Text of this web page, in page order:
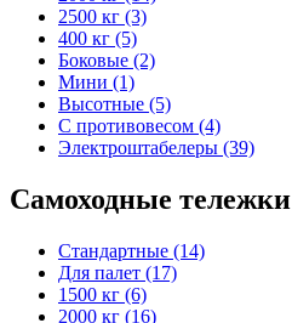
2500 кг (3)
400 кг (5)
Боковые (2)
Мини (1)
Высотные (5)
С противовесом (4)
Электроштабелеры (39)
Самоходные тележки
Стандартные (14)
Для палет (17)
1500 кг (6)
2000 кг (16)